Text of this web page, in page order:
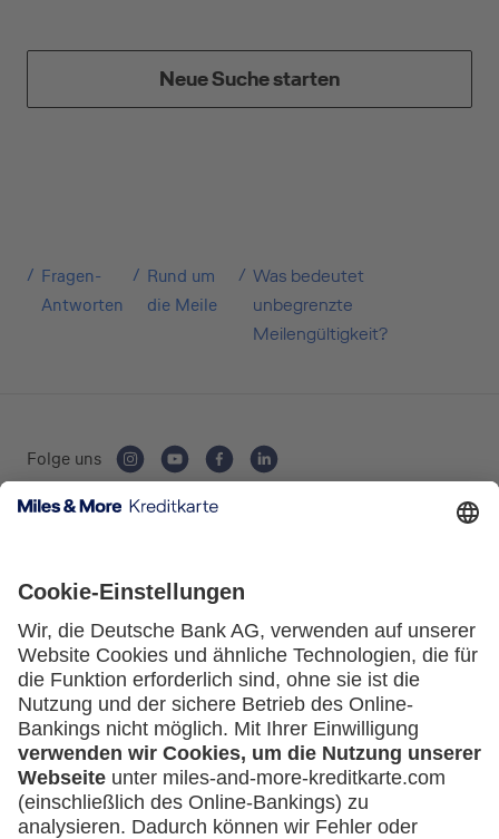
Neue Suche starten
Fragen-
Antworten
Rund um
die Meile
Was bedeutet
unbegrenzte
Meilengültigkeit?
Folge uns
Service
Häufige Fragen
Downloadcenter
Kreditkarte beantragen
Private Nutzung
Selbstständige
Unternehmen
(z.B. e.K., Personengesellschaft (inkl. GbR),
GmbH)